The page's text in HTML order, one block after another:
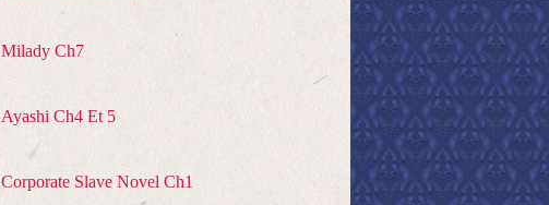
Milady Ch7
Ayashi Ch4 Et 5
Corporate Slave Novel Ch1